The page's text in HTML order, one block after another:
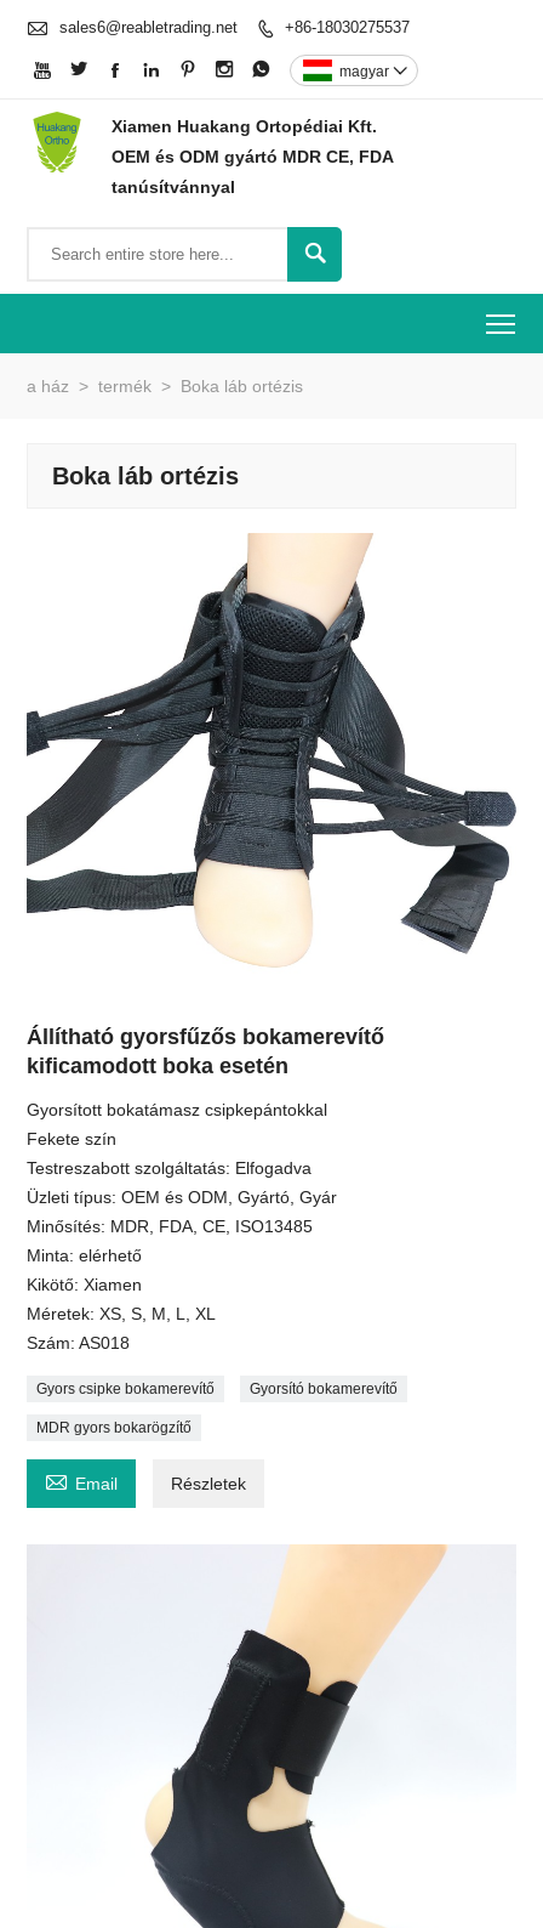
 sales6@reabletrading.net  +86-18030275537
       magyar 
Xiamen Huakang Ortopédiai Kft.
OEM és ODM gyártó MDR CE, FDA
tanúsítvánnyal

a ház > termék > Boka láb ortézis
Boka láb ortézis
Állítható gyorsfűzős bokamerevítő
kificamodott boka esetén
Gyorsított bokatámasz csipkepántokkal
Fekete szín
Testreszabott szolgáltatás: Elfogadva
Üzleti típus: OEM és ODM, Gyártó, Gyár
Minősítés: MDR, FDA, CE, ISO13485
Minta: elérhető
Kikötő: Xiamen
Méretek: XS, S, M, L, XL
Szám: AS018
Gyors csipke bokamerevítő Gyorsító bokamerevítő
MDR gyors bokarögzítő
 Email Részletek